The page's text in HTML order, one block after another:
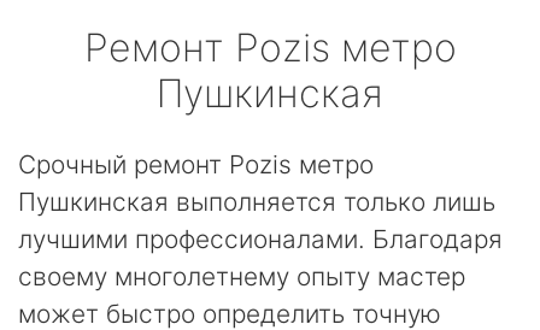
Ремонт Pozis метро
Пушкинская
Срочный ремонт Pozis метро
Пушкинская выполняется только лишь
лучшими профессионалами. Благодаря
своему многолетнему опыту мастер
может быстро определить точную